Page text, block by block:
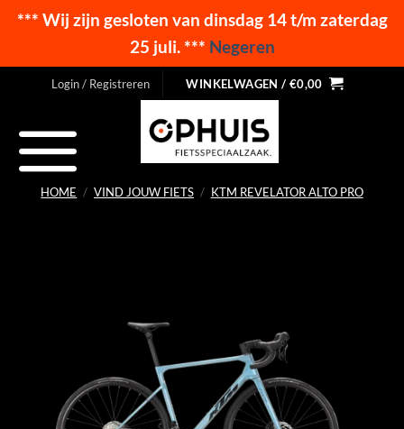
*** Wij zijn gesloten van dinsdag 14 t/m zaterdag
25 juli. *** Negeren
Login / Registreren WINKELWAGEN / €0,00
HOME / VIND JOUW FIETS / KTM REVELATOR ALTO PRO